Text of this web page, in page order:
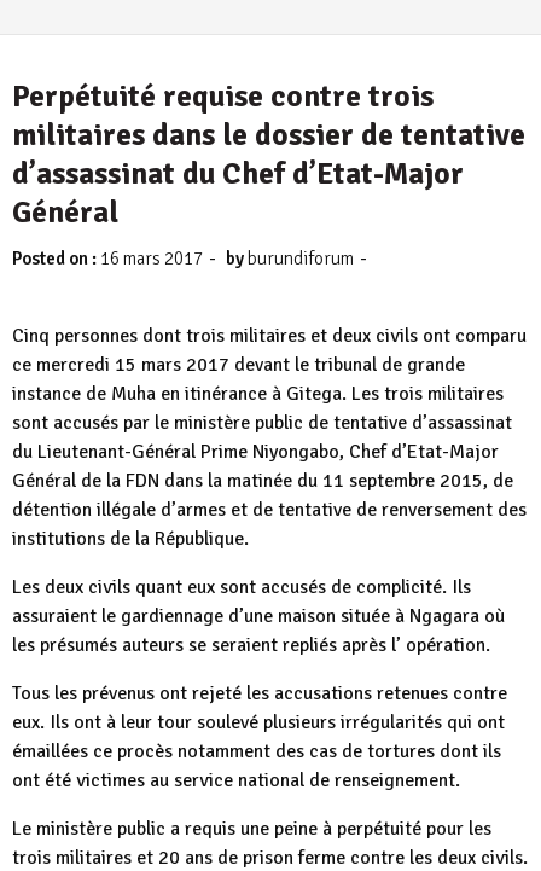
Perpétuité requise contre trois
militaires dans le dossier de tentative
d’assassinat du Chef d’Etat-Major
Général
Posted on : 16 mars 2017 - by burundiforum -
Cinq personnes dont trois militaires et deux civils ont comparu
ce mercredi 15 mars 2017 devant le tribunal de grande
instance de Muha en itinérance à Gitega. Les trois militaires
sont accusés par le ministère public de tentative d’assassinat
du Lieutenant-Général Prime Niyongabo, Chef d’Etat-Major
Général de la FDN dans la matinée du 11 septembre 2015, de
détention illégale d’armes et de tentative de renversement des
institutions de la République.
Les deux civils quant eux sont accusés de complicité. Ils
assuraient le gardiennage d’une maison située à Ngagara où
les présumés auteurs se seraient repliés après l’ opération.
Tous les prévenus ont rejeté les accusations retenues contre
eux. Ils ont à leur tour soulevé plusieurs irrégularités qui ont
émaillées ce procès notamment des cas de tortures dont ils
ont été victimes au service national de renseignement.
Le ministère public a requis une peine à perpétuité pour les
trois militaires et 20 ans de prison ferme contre les deux civils.